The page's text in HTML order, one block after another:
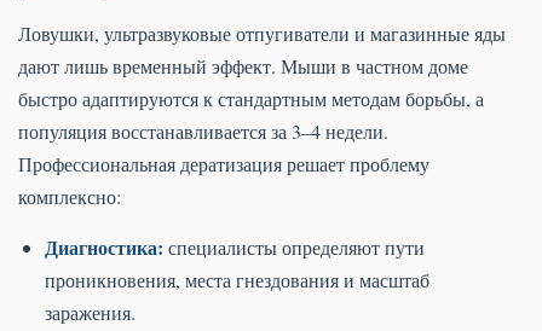
Ловушки, ультразвуковые отпугиватели и магазинные яды
дают лишь временный эффект. Мыши в частном доме
быстро адаптируются к стандартным методам борьбы, а
популяция восстанавливается за 3–4 недели.
Профессиональная дератизация решает проблему
комплексно:
Диагностика: специалисты определяют пути
проникновения, места гнездования и масштаб
заражения.